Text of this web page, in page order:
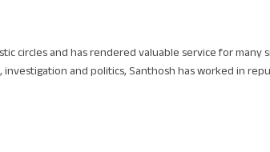
circles and has rendered valuable service for many
and politics, Santhosh has worked in